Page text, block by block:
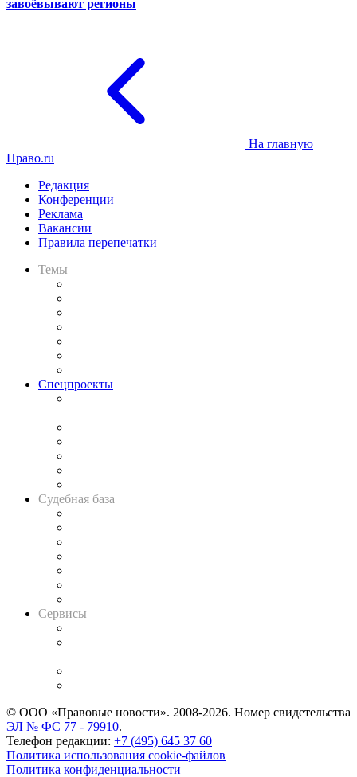
завоёвывают регионы
На главную
Право.ru
Редакция
Конференции
Реклама
Вакансии
Правила перепечатки
Темы
Спецпроекты
Судебная база
Сервисы
© ООО «Правовые новости». 2008-2026. Номер свидетельства
ЭЛ № ФС 77 - 79910.
Телефон редакции: +7 (495) 645 37 60
Политика использования cookie-файлов
Политика конфиденциальности